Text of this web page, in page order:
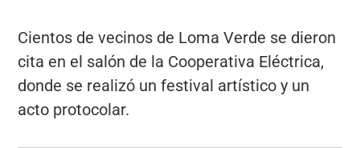
Cientos de vecinos de Loma Verde se dieron
cita en el salón de la Cooperativa Eléctrica,
donde se realizó un festival artístico y un
acto protocolar.